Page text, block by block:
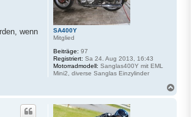
SA400Y
Mitglied
Beiträge: 97
Registriert: Sa 24. Aug 2013, 16:43
Motorradmodell: Sanglas400Y mit EML
Mini2, diverse Sanglas Einzylinder
wenn